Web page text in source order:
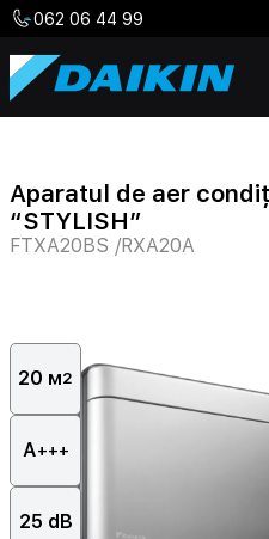
062 06 44 99
Aparatul de aer
“STYLISH”
FTXA20BS /RXA20A
20 м2
А+++
25 dB